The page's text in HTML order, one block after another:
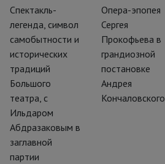
Спектакль-
легенда, символ
самобытности и
исторических
традиций
Большого
театра, с
Ильдаром
Абдразаковым в
заглавной
партии
Опера-эпопея
Сергея
Прокофьева в
грандиозной
постановке
Андрея
Кончаловского